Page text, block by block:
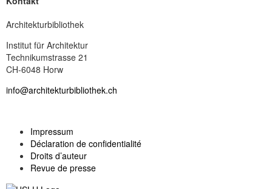
Architekturbibliothek
Institut für Architektur
Technikumstrasse 21
CH-6048 Horw
info@architekturbibliothek.ch
Impressum
Déclaration de confidentialité
Droits d’auteur
Revue de presse